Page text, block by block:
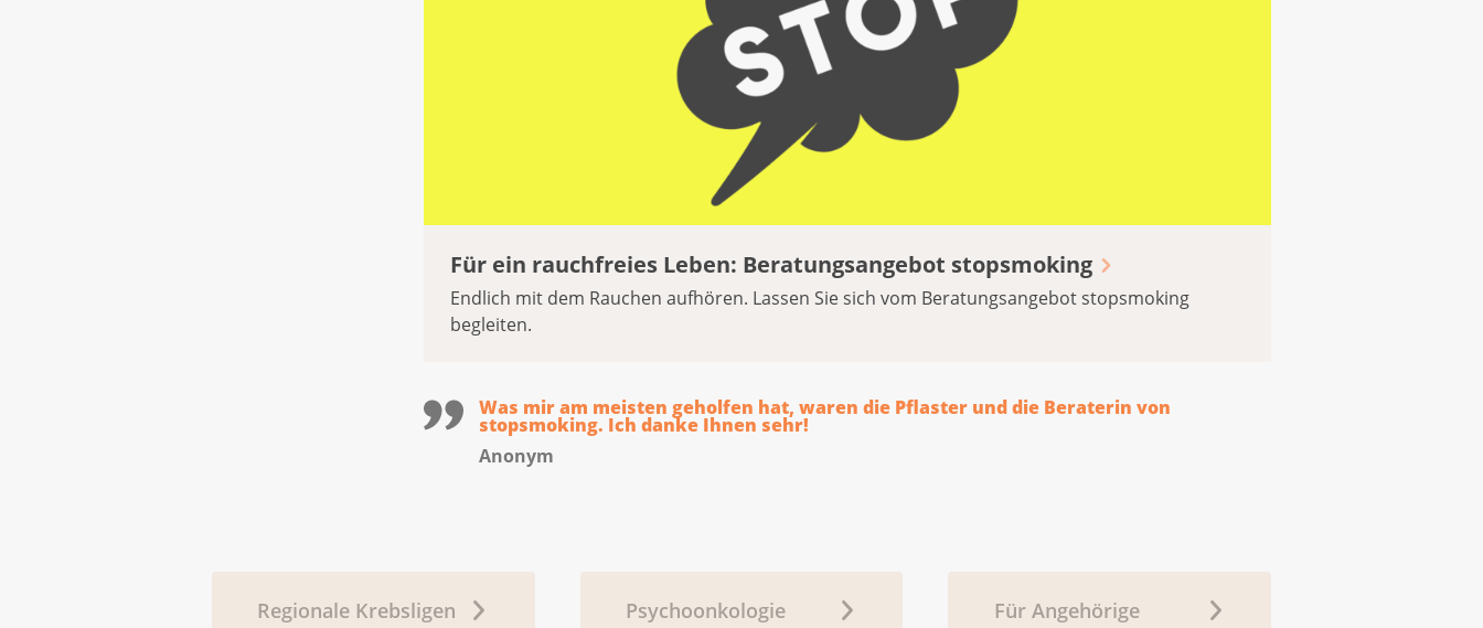
Für ein rauchfreies Leben: Beratungsangebot stopsmoking
Endlich mit dem Rauchen aufhören. Lassen Sie sich vom Beratungsangebot stopsmoking
begleiten.
Was mir am meisten geholfen hat, waren die Pflaster und die Beraterin von
stopsmoking. Ich danke Ihnen sehr!
Anonym
Regionale Krebsligen Psychoonkologie Für Angehörige